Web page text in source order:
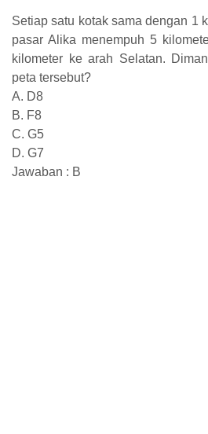
Setiap satu kotak sama dengan 1
pasar Alika menempuh 5
kilometer ke arah Selatan.
peta tersebut?
A. D8
B. F8
C. G5
D. G7
Jawaban : B